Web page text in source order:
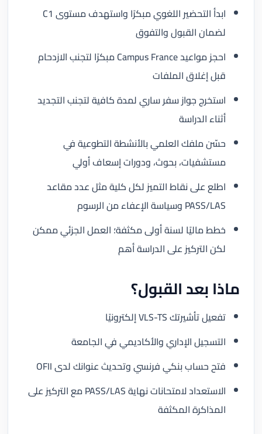
ابدأ التحضير اللغوي مبكرًا واستهدف مستوى C1
لضمان القبول والتفوق
احجز مواعيد Campus France مبكرًا لتجنب الازدحام
قبل إغلاق الملفات
استخرج جواز سفر ساري لمدة كافية لتجنب التجديد
أثناء الدراسة
حسّن ملفك العلمي بالأنشطة التطوعية في
مستشفيات، بحوث، ودورات إسعاف أولي
اطلع على نقاط التميز لكل كلية مثل عدد مقاعد
PASS/LAS وسياسة الإعفاء من الرسوم
خطط ماليًا لسنة أولى مكثفة؛ العمل الجزئي ممكن
لكن التركيز على الدراسة أهم
ماذا بعد القبول؟
تفعيل تأشيرتك VLS-TS إلكترونيًا
التسجيل الإداري والأكاديمي في الجامعة
فتح حساب بنكي فرنسي وتحديث عنوانك لدى OFII
الاستعداد لامتحانات نهاية PASS/LAS مع التركيز على
المذاكرة المكثفة